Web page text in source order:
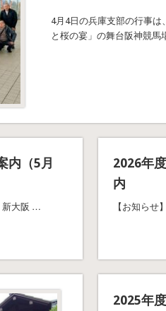
4月4日の兵庫支部の行事
と桜の宴」の舞台阪神競
内（5月
新大阪 …
2026年
内
【お知らせ
2025年